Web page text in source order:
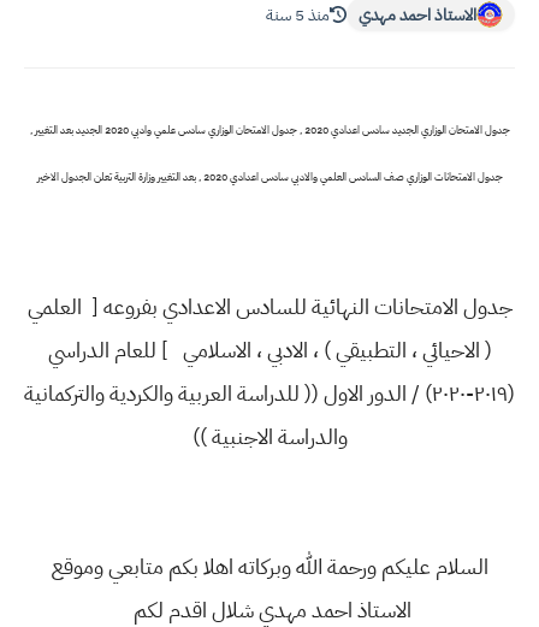
الاستاذ احمد مهدي منذ 5 سنة
جدول الامتحان الوزاري الجديد سادس اعدادي 2020 , جدول الامتحان الوزاري سادس علمي وادبي 2020 الجديد بعد التغيير ,
جدول الامتحانات الوزاري صف السادس العلمي والادبي سادس اعدادي 2020 , بعد التغيير وزارة التربية تعلن الجدول الاخير
جدول الامتحانات النهائية للسادس الاعدادي بفروعه [ العلمي
( الاحيائي ، التطبيقي ) ، الادبي ، الاسلامي ] للعام الدراسي
(٢٠١٩-٢٠٢٠) / الدور الاول (( للدراسة العربية والكردية والتركمانية
والدراسة الاجنبية ))
السلام عليكم ورحمة الله وبركاته اهلا بكم متابعي وموقع
الاستاذ احمد مهدي شلال اقدم لكم